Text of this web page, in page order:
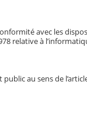
avec les
relative à
au sens de